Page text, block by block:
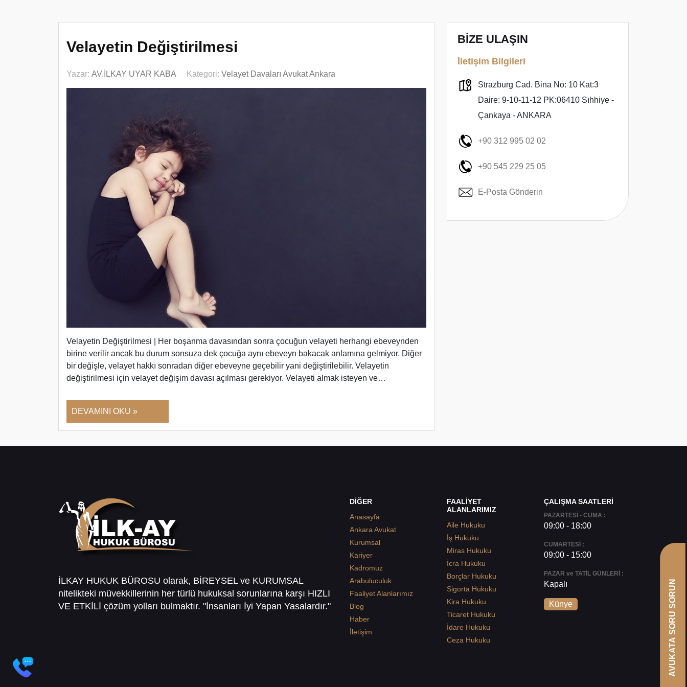
Velayetin Değiştirilmesi
Yazar: AV.İLKAY UYAR KABA Kategori: Velayet Davaları Avukat Ankara
Velayetin Değiştirilmesi | Her boşanma davasından sonra çocuğun velayeti herhangi ebeveynden
birine verilir ancak bu durum sonsuza dek çocuğa aynı ebeveyn bakacak anlamına gelmiyor. Diğer
bir değişle, velayet hakkı sonradan diğer ebeveyne geçebilir yani değiştirilebilir. Velayetin
değiştirilmesi için velayet değişim davası açılması gerekiyor. Velayeti almak isteyen ve…
DEVAMINI OKU »
BİZE ULAŞIN
İletişim Bilgileri
Strazburg Cad. Bina No: 10 Kat:3
Daire: 9-10-11-12 PK:06410 Sıhhiye -
Çankaya - ANKARA
+90 312 995 02 02
+90 545 229 25 05
E-Posta Gönderin
İLKAY HUKUK BÜROSU olarak, BİREYSEL ve KURUMSAL
nitelikteki müvekkillerinin her türlü hukuksal sorunlarına karşı HIZLI
VE ETKİLİ çözüm yolları bulmaktır. "İnsanları İyi Yapan Yasalardır."
DİĞER
Anasayfa
Ankara Avukat
Kurumsal
Kariyer
Kadromuz
Arabuluculuk
Faaliyet Alanlarımız
Blog
Haber
İletişim
FAALİYET
ALANLARIMIZ
Aile Hukuku
İş Hukuku
Miras Hukuku
İcra Hukuku
Borçlar Hukuku
Sigorta Hukuku
Kira Hukuku
Ticaret Hukuku
İdare Hukuku
Ceza Hukuku
ÇALIŞMA SAATLERİ
PAZARTESİ - CUMA :
09:00 - 18:00
CUMARTESİ :
09:00 - 15:00
PAZAR ve TATİL GÜNLERİ :
Kapalı
Künye AVUKATA SORU SORUN